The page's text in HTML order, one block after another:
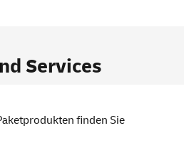
Services
finden Sie